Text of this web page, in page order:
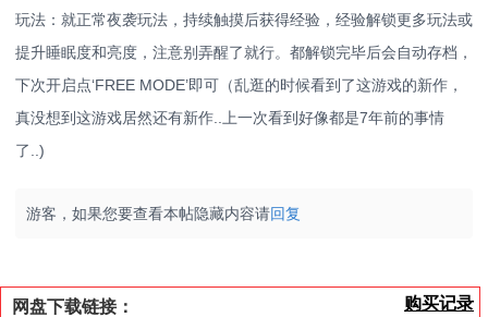
玩法：就正常夜袭玩法，持续触摸后获得经验，经验解锁更多玩法或
提升睡眠度和亮度，注意别弄醒了就行。都解锁完毕后会自动存档，
下次开启点‘FREE MODE’即可（乱逛的时候看到了这游戏的新作，
真没想到这游戏居然还有新作..上一次看到好像都是7年前的事情
了..)
游客，如果您要查看本帖隐藏内容请回复
购买记录
网盘下载链接：